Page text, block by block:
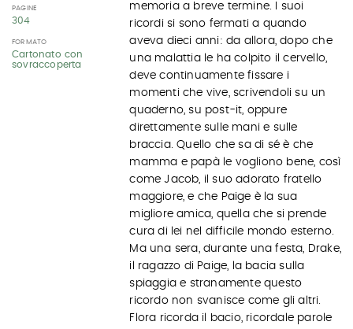
PAGINE
304
FORMATO
Cartonato con
sovraccoperta
memoria a breve termine. I suoi
ricordi si sono fermati a quando
aveva dieci anni: da allora, dopo che
una malattia le ha colpito il cervello,
deve continuamente fissare i
momenti che vive, scrivendoli su un
quaderno, su post-it, oppure
direttamente sulle mani e sulle
braccia. Quello che sa di sé è che
mamma e papà le vogliono bene, così
come Jacob, il suo adorato fratello
maggiore, e che Paige è la sua
migliore amica, quella che si prende
cura di lei nel difficile mondo esterno.
Ma una sera, durante una festa, Drake,
il ragazzo di Paige, la bacia sulla
spiaggia e stranamente questo
ricordo non svanisce come gli altri.
Flora ricorda il bacio, ricordale parole